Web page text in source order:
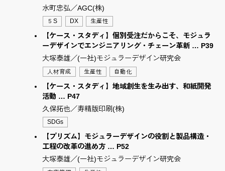
水町忠弘／AGC(株)
５S DX 生産性
【ケース・スタディ】個別受注だからこそ、モジュラ
ーデザインでエンジニアリング・チェーン革新 … P39
大塚泰雄／(一社)モジュラーデザイン研究会
人材育成 生産性 自動化
【ケース・スタディ】地域創生を生み出す、和紙開発
活動 … P47
久保拓也／寿精版印刷(株)
SDGs
【プリズム】モジュラーデザインの役割と製品構造・
工程の改革の進め方 … P52
大塚泰雄／(一社)モジュラーデザイン研究会